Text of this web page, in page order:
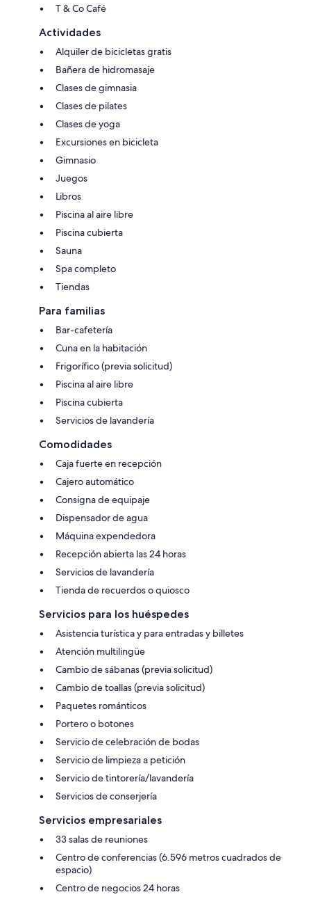
T & Co Café
Actividades
Alquiler de bicicletas gratis
Bañera de hidromasaje
Clases de gimnasia
Clases de pilates
Clases de yoga
Excursiones en bicicleta
Gimnasio
Juegos
Libros
Piscina al aire libre
Piscina cubierta
Sauna
Spa completo
Tiendas
Para familias
Bar-cafetería
Cuna en la habitación
Frigorífico (previa solicitud)
Piscina al aire libre
Piscina cubierta
Servicios de lavandería
Comodidades
Caja fuerte en recepción
Cajero automático
Consigna de equipaje
Dispensador de agua
Máquina expendedora
Recepción abierta las 24 horas
Servicios de lavandería
Tienda de recuerdos o quiosco
Servicios para los huéspedes
Asistencia turística y para entradas y billetes
Atención multilingüe
Cambio de sábanas (previa solicitud)
Cambio de toallas (previa solicitud)
Paquetes románticos
Portero o botones
Servicio de celebración de bodas
Servicio de limpieza a petición
Servicio de tintorería/lavandería
Servicios de conserjería
Servicios empresariales
33 salas de reuniones
Centro de conferencias (6.596 metros cuadrados de
espacio)
Centro de negocios 24 horas